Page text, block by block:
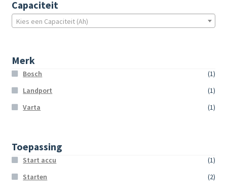
Capaciteit
Kies een Capaciteit (Ah)
Merk
Bosch
(1)
Landport
(1)
Varta
(1)
Toepassing
Start accu
(1)
Starten
(2)